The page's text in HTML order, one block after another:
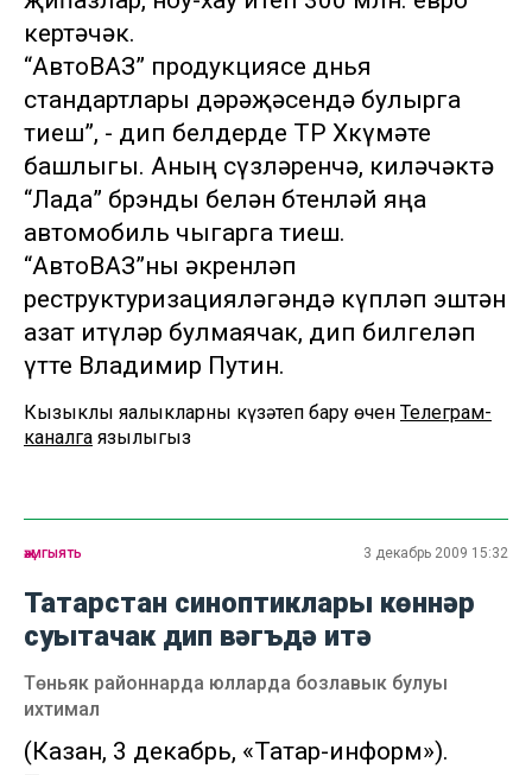
кертәчәк.
“АвтоВАЗ” продукциясе дөнья
стандартлары дәрәҗәсендә булырга
тиеш”, - дип белдерде ТР Хөкүмәте
башлыгы. Аның сүзләренчә, киләчәктә
“Лада” брэнды белән бөтенләй яңа
автомобиль чыгарга тиеш.
“АвтоВАЗ”ны әкренләп
реструктуризацияләгәндә күпләп эштән
азат итүләр булмаячак, дип билгеләп
үтте Владимир Путин.
Кызыклы яңалыкларны күзәтеп бару өчен Телеграм-
каналга язылыгыз
җәмгыять 3 декабрь 2009 15:32
Татарстан синоптиклары көннәр
суытачак дип вәгъдә итә
Төньяк районнарда юлларда бозлавык булуы
ихтимал
(Казан, 3 декабрь, «Татар-информ»).